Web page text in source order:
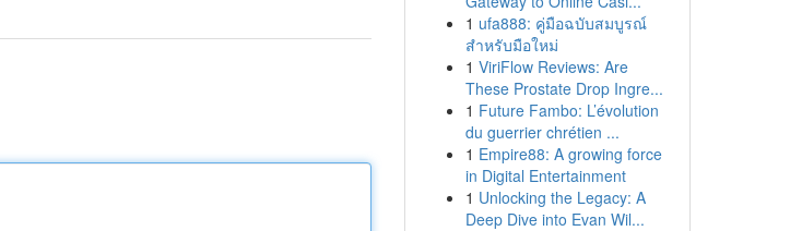
1 ufa888: คู่มือฉบับสมบูรณ์
สำหรับมือใหม่
1 ViriFlow Reviews: Are
These Prostate Drop Ingre...
1 Future Fambo: L’évolution
du guerrier chrétien ...
1 Empire88: A growing force
in Digital Entertainment
1 Unlocking the Legacy: A
Deep Dive into Evan Wil...